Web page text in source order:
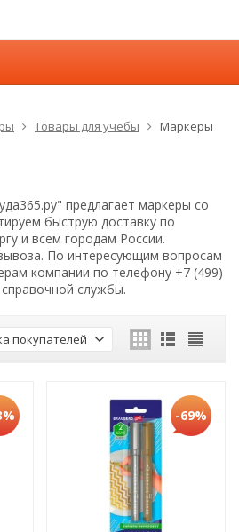
Товары для учебы Маркеры
предлагает маркеры со
быструю доставку по
и всем городам России.
По интересующим вопросам
компании по телефону +7 (499)
службы.
покупателей
-69%